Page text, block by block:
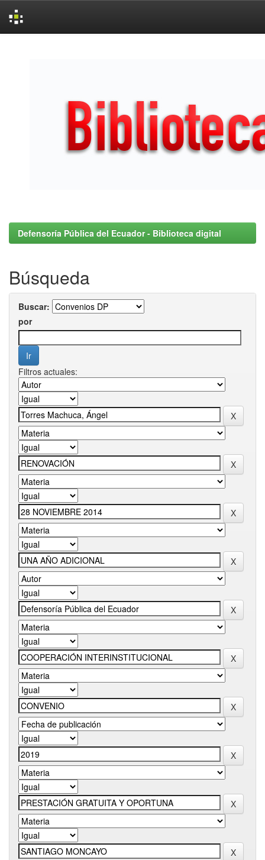
Defensoría Pública del Ecuador - Biblioteca digital
Búsqueda
Buscar:
por
Filtros actuales: